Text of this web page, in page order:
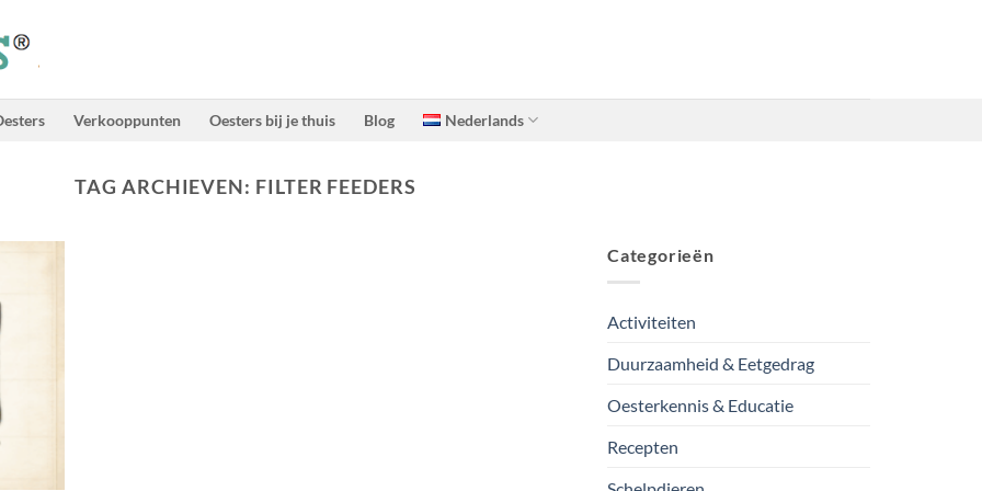
Verkooppunten Oesters bij je thuis Blog Nederlands
TAG ARCHIEVEN: FILTER FEEDERS
Categorieën
Activiteiten
Duurzaamheid & Eetgedrag
Oesterkennis & Educatie
Recepten